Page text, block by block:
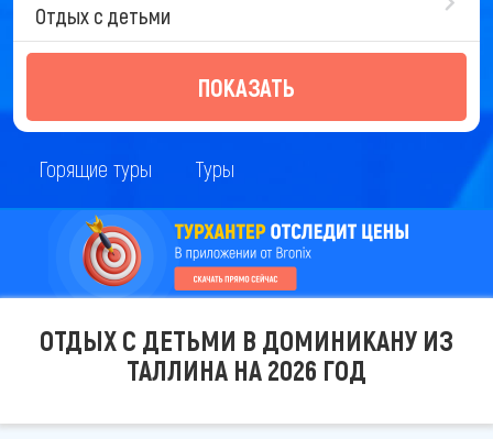
Отдых с детьми
ПОКАЗАТЬ
Горящие туры Туры
ОТДЫХ С ДЕТЬМИ В ДОМИНИКАНУ ИЗ
ТАЛЛИНА НА 2026 ГОД